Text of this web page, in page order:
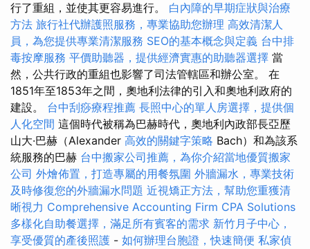
行了重組，並使其更容易進行。 白內障的早期症狀與治療
方法 旅行社代辦護照服務，專業協助您辦理 高效清潔人
員，為您提供專業清潔服務 SEO的基本概念與定義 台中排
毒按摩服務 平價助聽器，提供經濟實惠的助聽器選擇 當
然，公共行政的重組也影響了司法管轄區和辦公室。 在
1851年至1853年之間，奧地利法律的引入和奧地利政府的
建設。 台中刮痧療程推薦 長照中心的單人房選擇，提供個
人化空間 這個時代被稱為巴赫時代，奧地利內政部長亞歷
山大·巴赫（Alexander 高效的關鍵字策略 Bach）和為該系
統服務的巴赫 台中搬家公司推薦，為你介紹當地優質搬家
公司 外燴佈置，打造專屬的用餐氛圍 外牆漏水，專業技術
及時修復您的外牆漏水問題 近視矯正方法，幫助您重獲清
晰視力 Comprehensive Accounting Firm CPA Solutions
多樣化自助餐選擇，滿足所有賓客的需求 新竹月子中心，
享受優質的產後照護 - 如何辦理台胞證，快速簡便 私家偵